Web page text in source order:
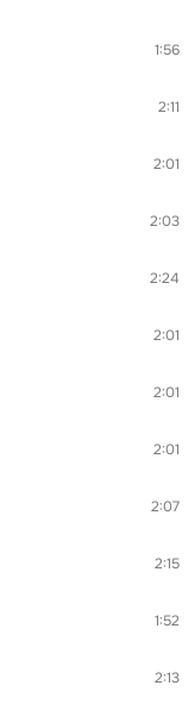
1:56
2:11
2:01
2:03
2:24
2:01
2:01
2:01
2:07
2:15
1:52
2:13